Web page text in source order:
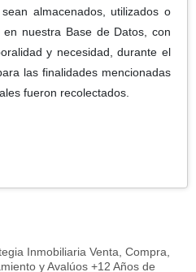
almacenados, utilizados o
nuestra Base de Datos, con
y necesidad, durante el
las finalidades mencionadas
fueron recolectados.
Inmobiliaria Venta, Compra,
y Avalúos +12 Años de